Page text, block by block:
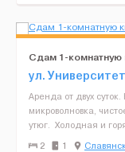
Сдам 1-комнатную
ул.
Аренда от двух
микроволновка,
утюг. Холодная и
площадь, магазин
2 1